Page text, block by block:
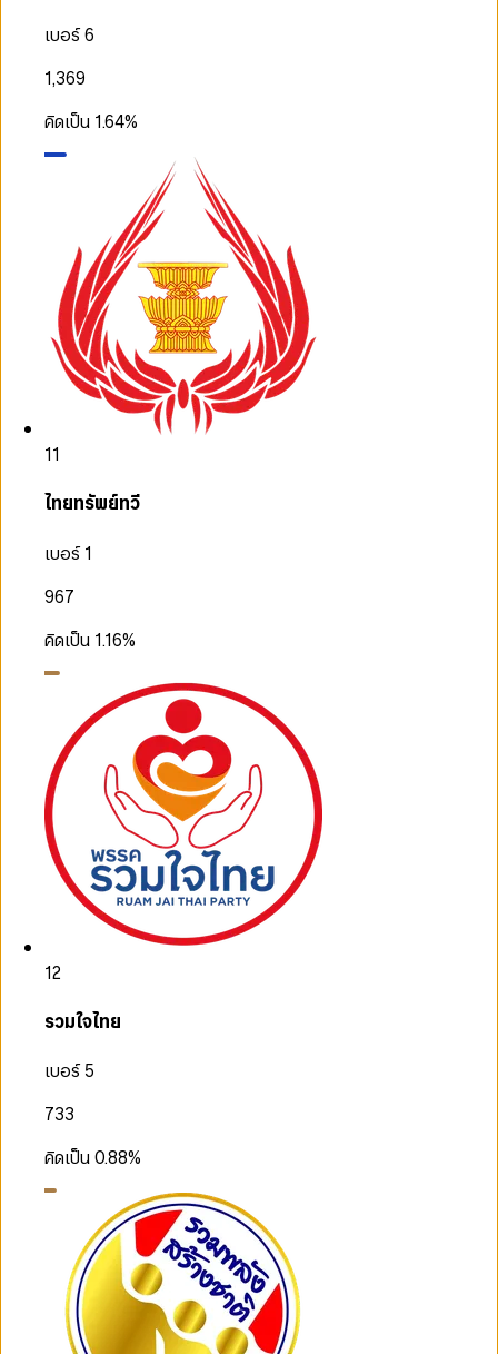
เบอร์ 6
1,369
คิดเป็น 1.64%
11
ไทยทรัพย์ทวี
เบอร์ 1
967
คิดเป็น 1.16%
12
รวมใจไทย
เบอร์ 5
733
คิดเป็น0.88%